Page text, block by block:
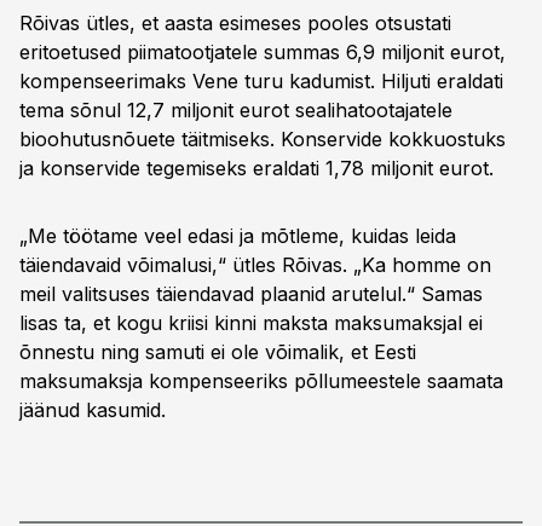
Rõivas ütles, et aasta esimeses pooles otsustati
eritoetused piimatootjatele summas 6,9 miljonit eurot,
kompenseerimaks Vene turu kadumist. Hiljuti eraldati
tema sõnul 12,7 miljonit eurot sealihatootajatele
bioohutusnõuete täitmiseks. Konservide kokkuostuks
ja konservide tegemiseks eraldati 1,78 miljonit eurot.
„Me töötame veel edasi ja mõtleme, kuidas leida
täiendavaid võimalusi,“ ütles Rõivas. „Ka homme on
meil valitsuses täiendavad plaanid arutelul.“ Samas
lisas ta, et kogu kriisi kinni maksta maksumaksjal ei
õnnestu ning samuti ei ole võimalik, et Eesti
maksumaksja kompenseeriks põllumeestele saamata
jäänud kasumid.